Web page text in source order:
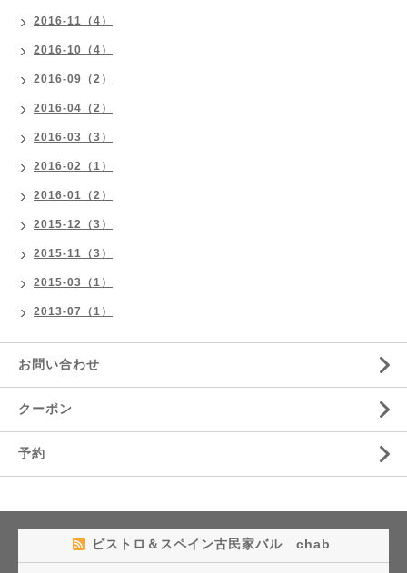
2016-11（4）
2016-10（4）
2016-09（2）
2016-04（2）
2016-03（3）
2016-02（1）
2016-01（2）
2015-12（3）
2015-11（3）
2015-03（1）
2013-07（1）
お問い合わせ
クーポン
予約
ビストロ＆スペイン古民家バル chab